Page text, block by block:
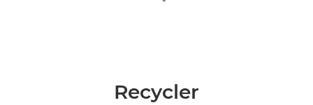
Recycler